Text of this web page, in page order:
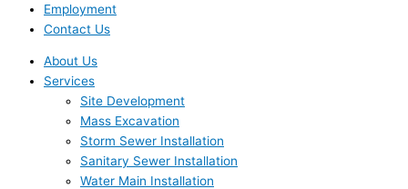
Employment
Contact Us
About Us
Services
Site Development
Mass Excavation
Storm Sewer Installation
Sanitary Sewer Installation
Water Main Installation